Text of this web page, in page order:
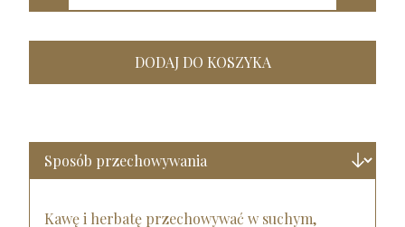
DODAJ DO KOSZYKA
Kawę i herbatę przechowywać w suchym,